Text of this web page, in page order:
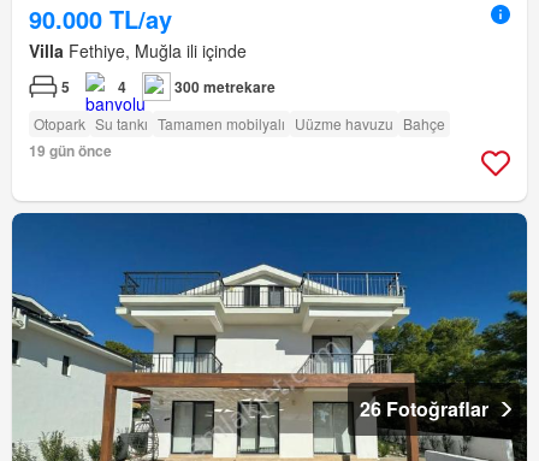
90.000 TL/ay
Villa Fethiye, Muğla ili içinde
5 4 300 metrekare
Otopark Su tankı Tamamen mobilyalı Uüzme havuzu Bahçe
19 gün önce
26 Fotoğraflar